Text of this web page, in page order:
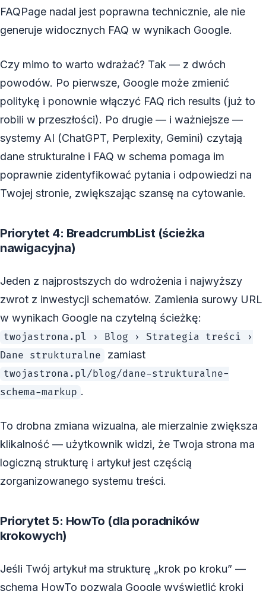
FAQPage nadal jest poprawna technicznie, ale nie
generuje widocznych FAQ w wynikach Google.
Czy mimo to warto wdrażać? Tak — z dwóch
powodów. Po pierwsze, Google może zmienić
politykę i ponownie włączyć FAQ rich results (już to
robili w przeszłości). Po drugie — i ważniejsze —
systemy AI (ChatGPT, Perplexity, Gemini) czytają
dane strukturalne i FAQ w schema pomaga im
poprawnie zidentyfikować pytania i odpowiedzi na
Twojej stronie, zwiększając szansę na cytowanie.
Priorytet 4: BreadcrumbList (ścieżka
nawigacyjna)
Jeden z najprostszych do wdrożenia i najwyższy
zwrot z inwestycji schematów. Zamienia surowy URL
w wynikach Google na czytelną ścieżkę:
twojastrona.pl › Blog › Strategia treści ›
Dane strukturalne
zamiast
twojastrona.pl/blog/dane-strukturalne-
schema-markup .
To drobna zmiana wizualna, ale mierzalnie zwiększa
klikalność — użytkownik widzi, że Twoja strona ma
logiczną strukturę i artykuł jest częścią
zorganizowanego systemu treści.
Priorytet 5: HowTo (dla poradników
krokowych)
Jeśli Twój artykuł ma strukturę „krok po kroku” —
schema HowTo pozwala Google wyświetlić kroki